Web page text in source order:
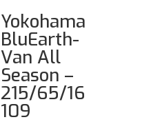
Yokohama
BluEarth-
Van All
Season –
215/65/16
109